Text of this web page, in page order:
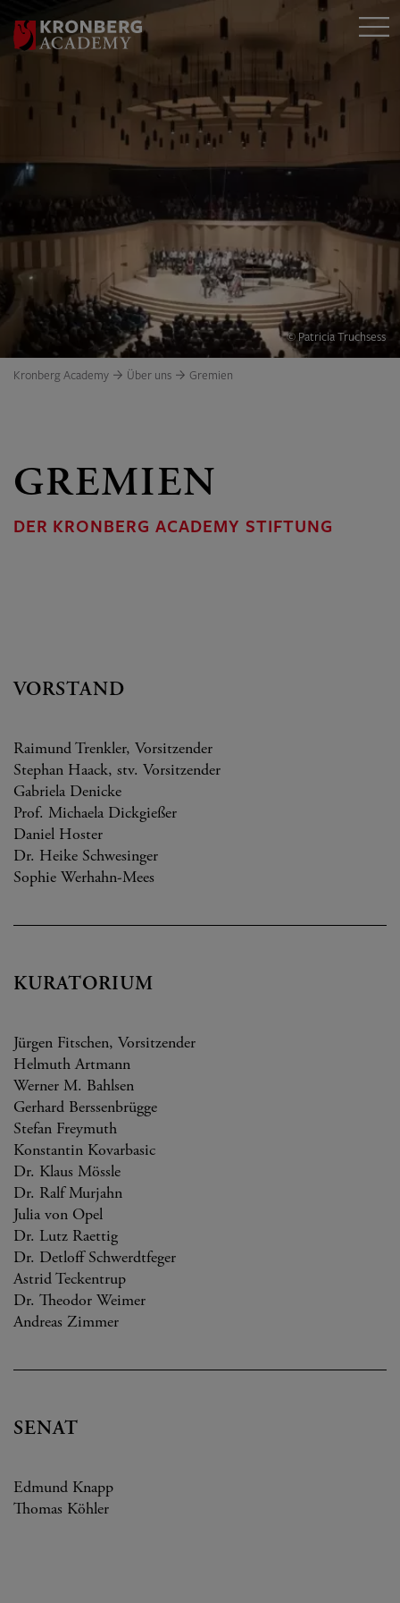
© Patricia Truchsess
Kronberg Academy Über uns Gremien
GREMIEN
DER KRONBERG ACADEMY STIFTUNG
VORSTAND
Raimund Trenkler, Vorsitzender
Stephan Haack, stv. Vorsitzender
Gabriela Denicke
Prof. Michaela Dickgießer
Daniel Hoster
Dr. Heike Schwesinger
Sophie Werhahn-Mees
KURATORIUM
Jürgen Fitschen, Vorsitzender
Helmuth Artmann
Werner M. Bahlsen
Gerhard Berssenbrügge
Stefan Freymuth
Konstantin Kovarbasic
Dr. Klaus Mössle
Dr. Ralf Murjahn
Julia von Opel
Dr. Lutz Raettig
Dr. Detloff Schwerdtfeger
Astrid Teckentrup
Dr. Theodor Weimer
Andreas Zimmer
SENAT
Edmund Knapp
Thomas Köhler